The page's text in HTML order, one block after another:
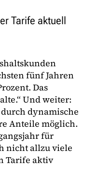
Tarife aktuell
fünf Jahren
Das
Und weiter:
dynamische
Anteile möglich.
für
nicht allzu viele
Tarife aktiv